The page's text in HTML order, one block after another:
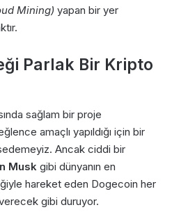
Mining) yapan bir yer
Parlak Bir Kripto
sağlam bir proje
amaçlı yapıldığı için bir
Ancak ciddi bir
Musk gibi dünyanın en
hareket eden Dogecoin her
verecek gibi duruyor.